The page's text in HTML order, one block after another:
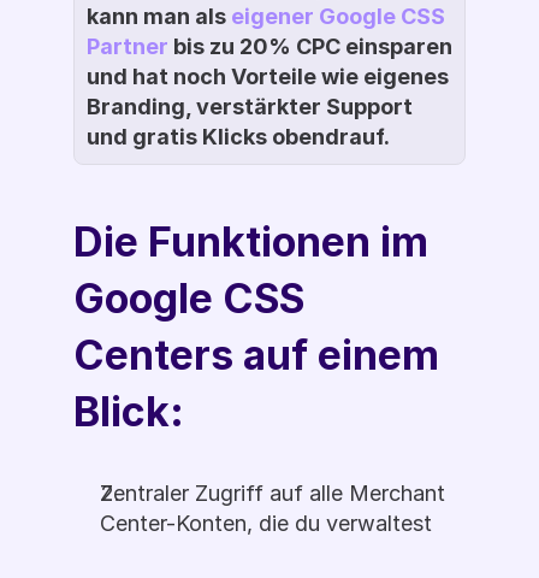
kann man als eigener Google CSS
Partner bis zu 20% CPC einsparen
und hat noch Vorteile wie eigenes
Branding, verstärkter Support
und gratis Klicks obendrauf.
Die Funktionen im
Google CSS
Centers auf einem
Blick:
Zentraler Zugriff auf alle Merchant
Center-Konten, die du verwaltest